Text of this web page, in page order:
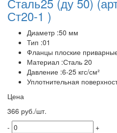
Ст20-1 )
Диаметр :50 мм
Тип :01
Фланцы плоские
Материал :Сталь 20
Давление :6-25 кгс/см²
Уплотнительная
Цена
366 руб./шт.
-
+